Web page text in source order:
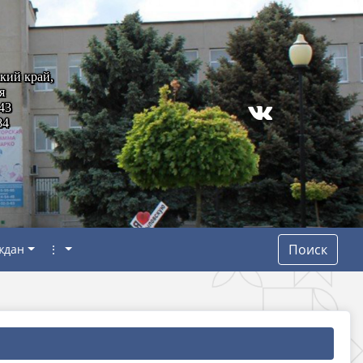
край,
⋮ Поиск